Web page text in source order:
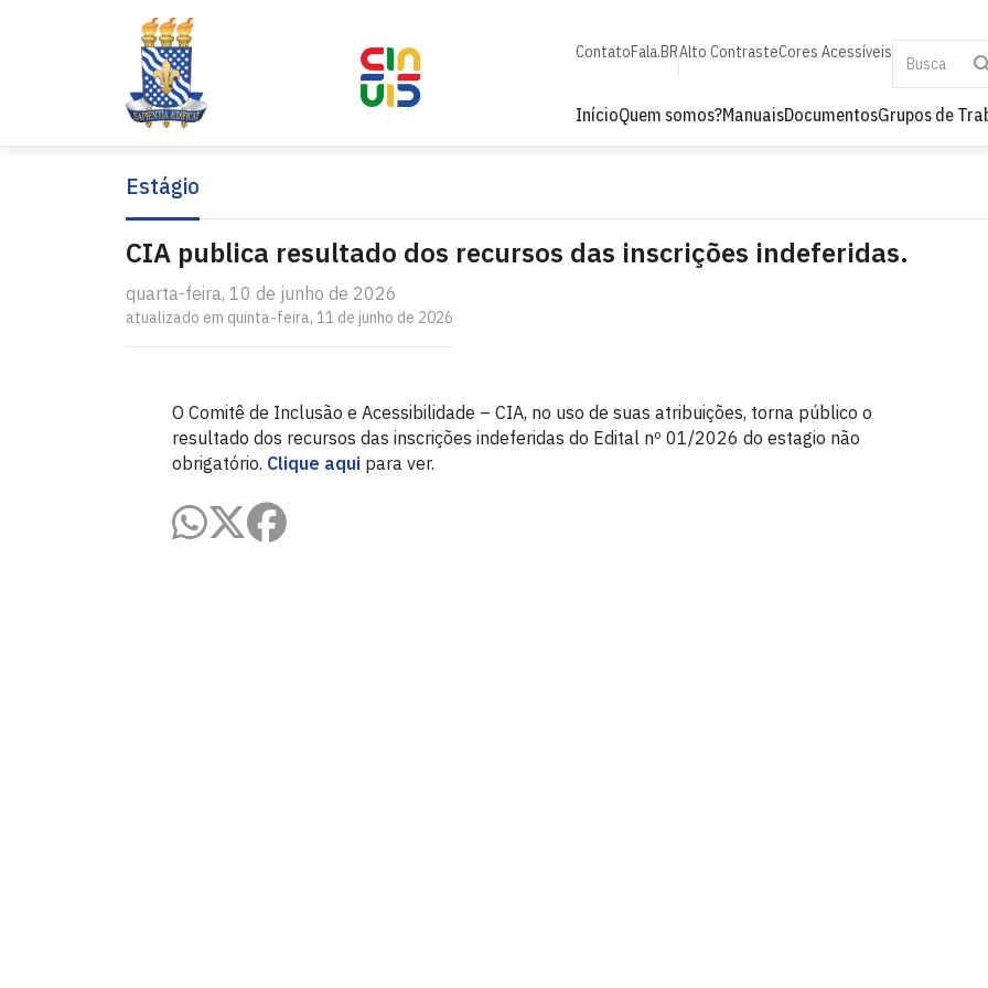
ContatoFala.BRAlto ContrasteCores Acessíveis
InícioQuem somos?ManuaisDocumentosGrupos de
Estágio
CIA publica resultado dos recursos das inscrições indeferidas.
quarta-feira, 10 de junho de 2026
atualizado em quinta-feira, 11 de junho de 2026
O Comitê de Inclusão e Acessibilidade – CIA, no uso de suas atribuições, torna público o
resultado dos recursos das inscrições indeferidas do Edital nº 01/2026 do estagio não
obrigatório. Clique aquipara ver.